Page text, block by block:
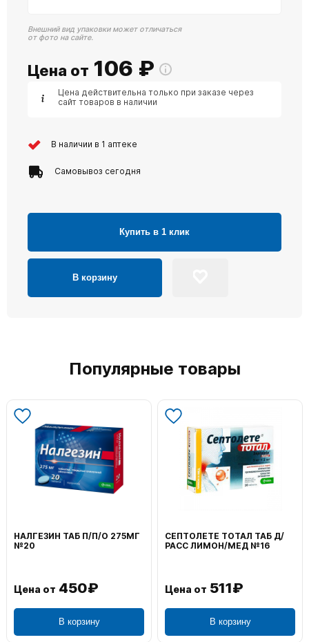
Внешний вид упаковки может отличаться
от фото на сайте.
Цена от 106 ₽
Цена действительна только при заказе через
сайт товаров в наличии
В наличии в 1 аптеке
Самовывоз сегодня
Купить в 1 клик
В корзину
Популярные товары
П/О 275МГ
СЕПТОЛЕТЕ ТОТАЛ ТАБ Д/
РАСС ЛИМОН/МЕД №16
Цена от
ВОЛЬТАРЕН
НАРУЖ 2% 100Г
Цена от